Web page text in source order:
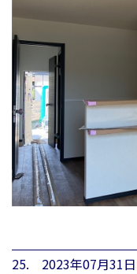
25. 2023年07月31日